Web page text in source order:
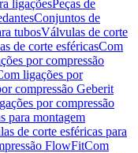
ligaçõesPeças de
Conjuntos de
tubosVálvulas de corte
de corte esféricasCom
por compressão
ligações por
compressão Geberit
por compressão
para montagem
de corte esféricas para
FlowFitCom